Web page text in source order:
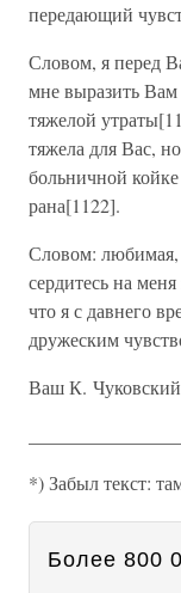
передающий
Словом, я перед
мне выразить
тяжелой
тяжела для Вас,
больничной
рана[1122].
Словом: любимая,
сердитесь на
что я с давнего
дружеским
Ваш К.
*) Забыл текст:
Более 800